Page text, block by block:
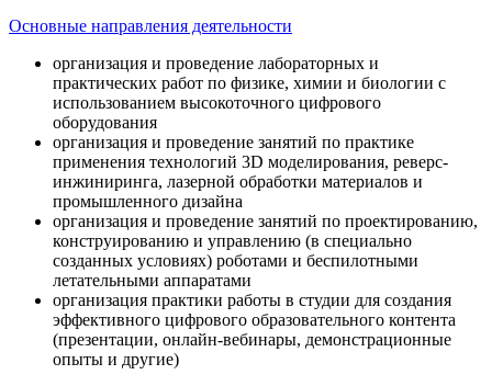
Основные направления деятельности
организация и проведение лабораторных и
практических работ по физике, химии и биологии с
использованием высокоточного цифрового
оборудования
организация и проведение занятий по практике
применения технологий 3D моделирования, реверс-
инжиниринга, лазерной обработки материалов и
промышленного дизайна
организация и проведение занятий по проектированию,
конструированию и управлению (в специально
созданных условиях) роботами и беспилотными
летательными аппаратами
организация практики работы в студии для создания
эффективного цифрового образовательного контента
(презентации, онлайн-вебинары, демонстрационные
опыты и другие)